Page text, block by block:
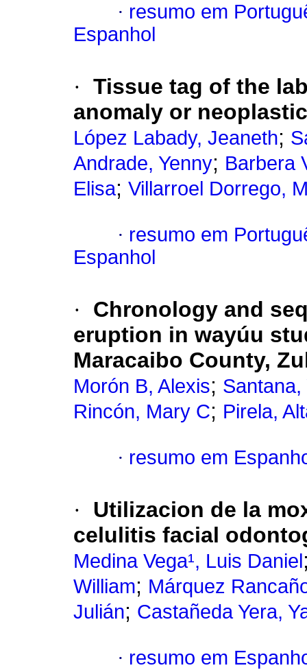
· resumo em
Espanhol
· Tissue tag of the
anomaly or
López Labady, Jeaneth;
Andrade, Yenny; Barbera
Elisa; Villarroel Dorrego,
· resumo em
Espanhol
·
Chronology and
eruption in wayúu
Maracaibo County,
Morón B, Alexis; Santana,
Rincón, Mary C; Pirela,
· resumo em
· Utilizacion de la
celulitis facial
Medina Vega¹, Luis Daniel
William; Márquez
Julián; Castañeda Yera,
· resumo em